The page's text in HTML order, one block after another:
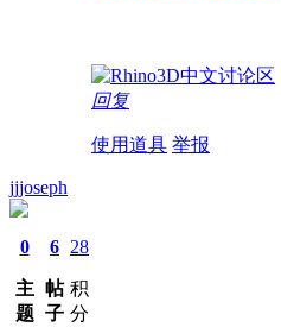
回复
使用道具 举报
jjjoseph
0
主
题
6
帖
子
28
积
分